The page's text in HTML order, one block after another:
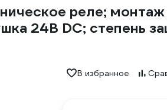
реле;
24В DC; степень
В избранное